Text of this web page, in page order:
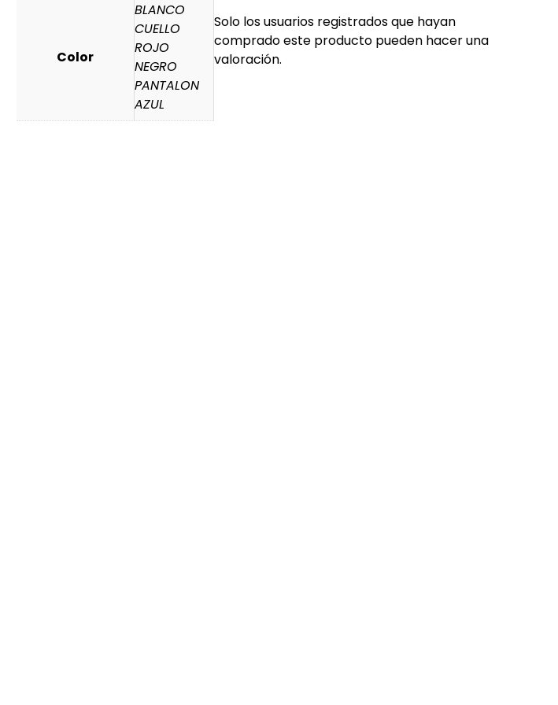
Color
BLANCO
CUELLO
ROJO
NEGRO
PANTALON
AZUL
Solo los usuarios registrados que hayan
comprado este producto pueden hacer una
valoración.